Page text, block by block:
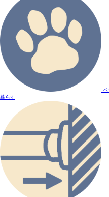
ペ
暮らす